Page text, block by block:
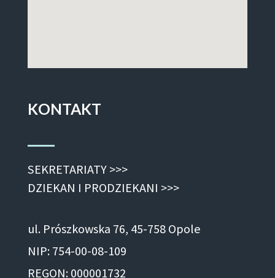
KONTAKT
SEKRETARIATY >>>
DZIEKAN I PRODZIEKANI >>>
ul. Prószkowska 76, 45-758 Opole
NIP: 754-00-08-109
REGON: 000001732